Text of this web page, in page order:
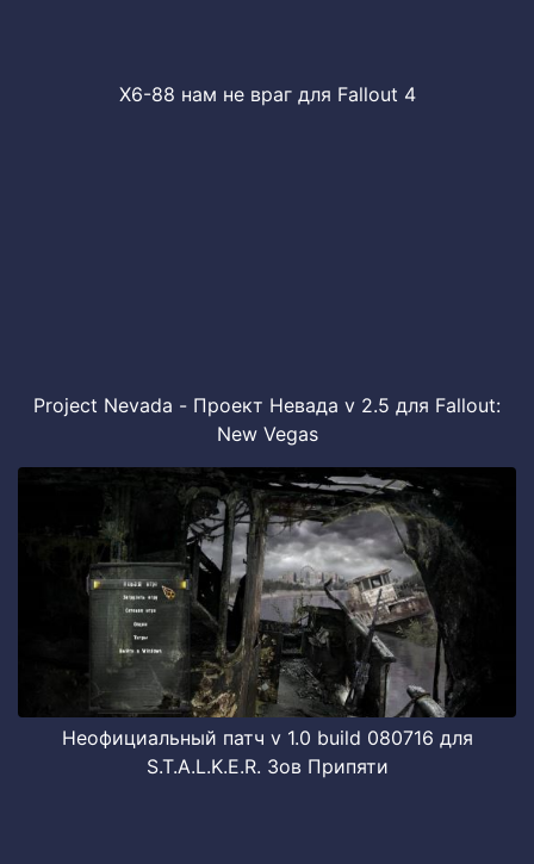
X6-88 нам не враг для Fallout 4
Project Nevada - Проект Невада v 2.5 для Fallout:
New Vegas
Неофициальный патч v 1.0 build 080716 для
S.T.A.L.K.E.R. Зов Припяти